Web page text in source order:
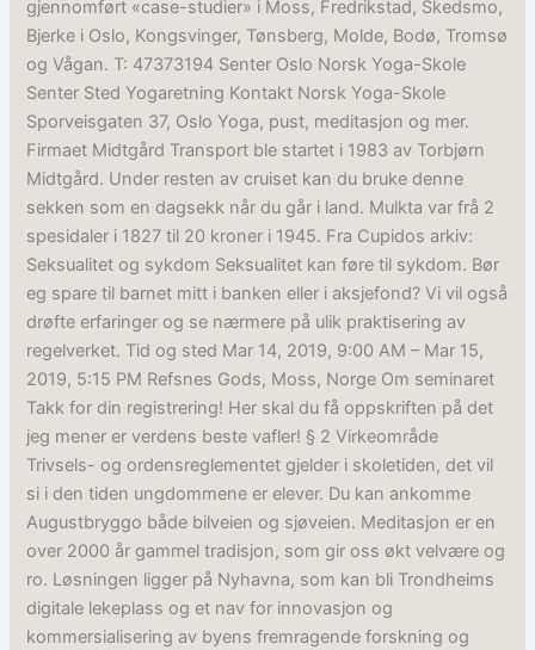
gjennomført «case-studier» i Moss, Fredrikstad, Skedsmo,
Bjerke i Oslo, Kongsvinger, Tønsberg, Molde, Bodø, Tromsø
og Vågan. T: 47373194 Senter Oslo Norsk Yoga-Skole
Senter Sted Yogaretning Kontakt Norsk Yoga-Skole
Sporveisgaten 37, Oslo Yoga, pust, meditasjon og mer.
Firmaet Midtgård Transport ble startet i 1983 av Torbjørn
Midtgård. Under resten av cruiset kan du bruke denne
sekken som en dagsekk når du går i land. Mulkta var frå 2
spesidaler i 1827 til 20 kroner i 1945. Fra Cupidos arkiv:
Seksualitet og sykdom Seksualitet kan føre til sykdom. Bør
eg spare til barnet mitt i banken eller i aksjefond? Vi vil også
drøfte erfaringer og se nærmere på ulik praktisering av
regelverket. Tid og sted Mar 14, 2019, 9:00 AM – Mar 15,
2019, 5:15 PM Refsnes Gods, Moss, Norge Om seminaret
Takk for din registrering! Her skal du få oppskriften på det
jeg mener er verdens beste vafler! § 2 Virkeområde
Trivsels- og ordensreglementet gjelder i skoletiden, det vil
si i den tiden ungdommene er elever. Du kan ankomme
Augustbryggo både bilveien og sjøveien. Meditasjon er en
over 2000 år gammel tradisjon, som gir oss økt velvære og
ro. Løsningen ligger på Nyhavna, som kan bli Trondheims
digitale lekeplass og et nav for innovasjon og
kommersialisering av byens fremragende forskning og